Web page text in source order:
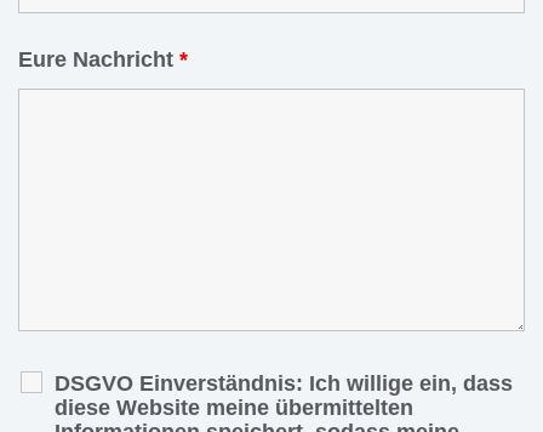
Eure Nachricht *
DSGVO Einverständnis: Ich willige ein, dass
diese Website meine übermittelten